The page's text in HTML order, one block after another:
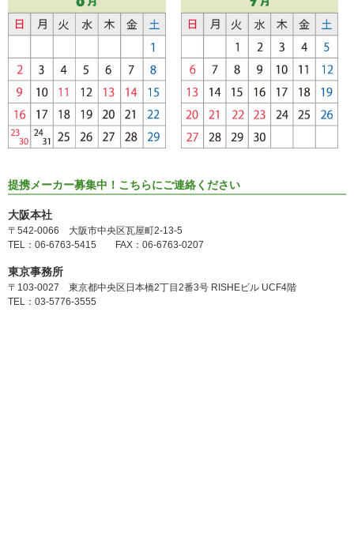
提携メーカー募集中！こちらにご連絡ください
大阪本社
〒542-0066 大阪市中央区瓦屋町2-13-5
TEL：06-6763-5415 FAX：06-6763-0207
東京事務所
〒103-0027 東京都中央区日本橋2丁目2番3号 RISHEビル UCF4階
TEL：03-5776-3555